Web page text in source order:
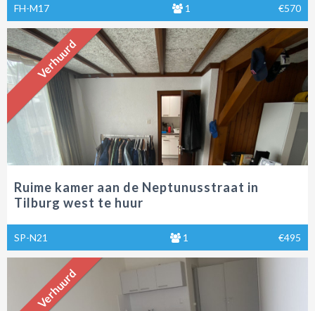
FH-M17 1 €570
Verhuurd
Ruime kamer aan de Neptunusstraat in
Tilburg west te huur
SP-N21 1 €495
Verhuurd